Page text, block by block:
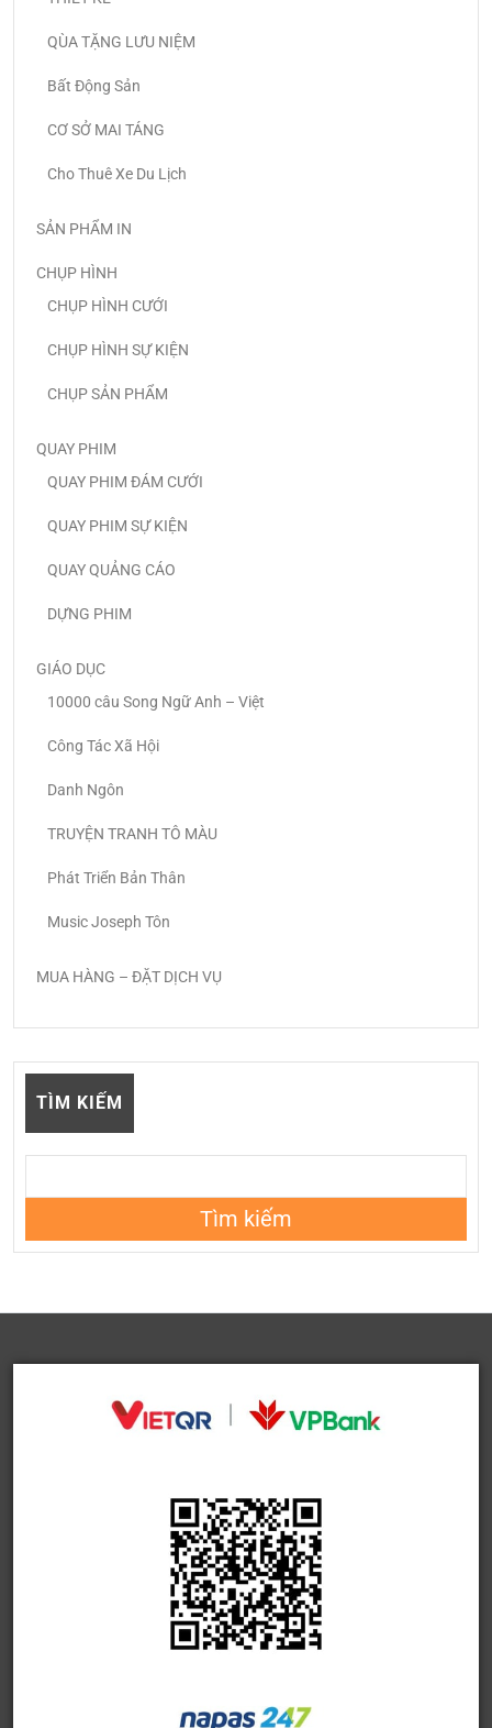
QÙA TẶNG LƯU NIỆM
Bất Động Sản
CƠ SỞ MAI TÁNG
Cho Thuê Xe Du Lịch
SẢN PHẨM IN
CHỤP HÌNH
CHỤP HÌNH CƯỚI
CHỤP HÌNH SỰ KIỆN
CHỤP SẢN PHẨM
QUAY PHIM
QUAY PHIM ĐÁM CƯỚI
QUAY PHIM SỰ KIỆN
QUAY QUẢNG CÁO
DỰNG PHIM
GIÁO DỤC
10000 câu Song Ngữ Anh – Việt
Công Tác Xã Hội
Danh Ngôn
TRUYỆN TRANH TÔ MÀU
Phát Triển Bản Thân
Music Joseph Tôn
MUA HÀNG – ĐẶT DỊCH VỤ
TÌM KIẾM
Tìm kiếm